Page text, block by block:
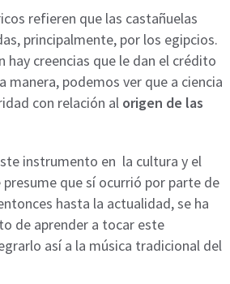
refieren que las castañuelas
principalmente, por los egipcios.
hay creencias que le dan el crédito
manera, podemos ver que a ciencia
con relación al origen de las
instrumento en la cultura y el
que sí ocurrió por parte de
hasta la actualidad, se ha
de aprender a tocar este
así a la música tradicional del